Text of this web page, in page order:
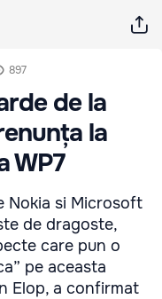
897
de la
la
WP7
Nokia si Microsoft
de dragoste,
care pun o
pe aceasta
Elop, a confirmat